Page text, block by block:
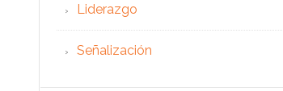
Liderazgo
Señalización